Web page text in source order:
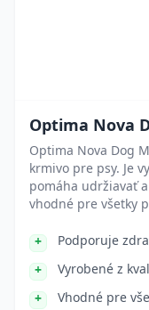
Optima Nova
Optima Nova Dog
krmivo pre psy. Je
pomáha udržiavať
vhodné pre všetky
Podporuje
Vyrobené z
Vhodné pre